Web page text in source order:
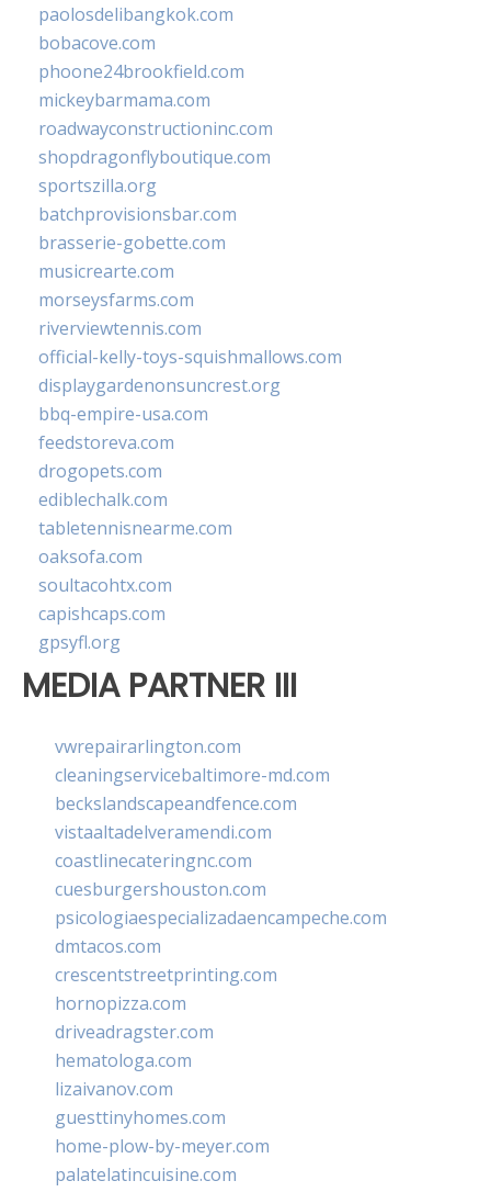
paolosdelibangkok.com
bobacove.com
phoone24brookfield.com
mickeybarmama.com
roadwayconstructioninc.com
shopdragonflyboutique.com
sportszilla.org
batchprovisionsbar.com
brasserie-gobette.com
musicrearte.com
morseysfarms.com
riverviewtennis.com
official-kelly-toys-squishmallows.com
displaygardenonsuncrest.org
bbq-empire-usa.com
feedstoreva.com
drogopets.com
ediblechalk.com
tabletennisnearme.com
oaksofa.com
soultacohtx.com
capishcaps.com
gpsyfl.org
MEDIA PARTNER III
vwrepairarlington.com
cleaningservicebaltimore-md.com
beckslandscapeandfence.com
vistaaltadelveramendi.com
coastlinecateringnc.com
cuesburgershouston.com
psicologiaespecializadaencampeche.com
dmtacos.com
crescentstreetprinting.com
hornopizza.com
driveadragster.com
hematologa.com
lizaivanov.com
guesttinyhomes.com
home-plow-by-meyer.com
palatelatincuisine.com